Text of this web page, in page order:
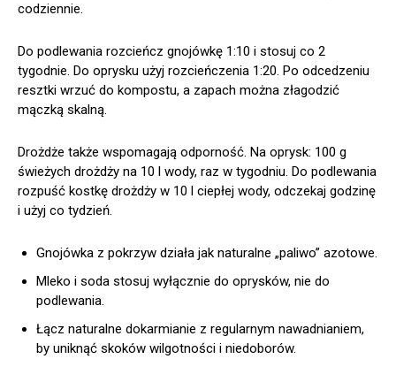
codziennie.
Do podlewania rozcieńcz gnojówkę 1:10 i stosuj co 2
tygodnie. Do oprysku użyj rozcieńczenia 1:20. Po odcedzeniu
resztki wrzuć do kompostu, a zapach można złagodzić
mączką skalną.
Drożdże także wspomagają odporność. Na oprysk: 100 g
świeżych drożdży na 10 l wody, raz w tygodniu. Do podlewania
rozpuść kostkę drożdży w 10 l ciepłej wody, odczekaj godzinę
i użyj co tydzień.
Gnojówka z pokrzyw działa jak naturalne „paliwo” azotowe.
Mleko i soda stosuj wyłącznie do oprysków, nie do
podlewania.
Łącz naturalne dokarmianie z regularnym nawadnianiem,
by uniknąć skoków wilgotności i niedoborów.